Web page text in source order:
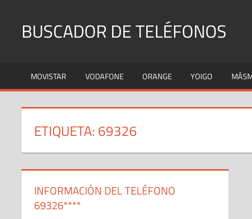
contenidoBUSCADOR DE TELÉFONOS
Fijos
y
MOVISTAR VODAFONE ORANGE YOIGO
ETIQUETA:69326
INFORMACIÓN DEL TELÉFONO
69326****